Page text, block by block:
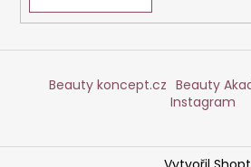
Beauty koncept.cz Beauty
Instagram